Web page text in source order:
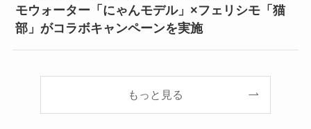
モウォーター「にゃんモデル」×フェリシモ「猫
部」がコラボキャンペーンを実施
もっと見る